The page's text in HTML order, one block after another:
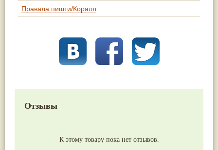
Правала пишти/Коралл
Отзывы
К этому товару пока нет отзывов.